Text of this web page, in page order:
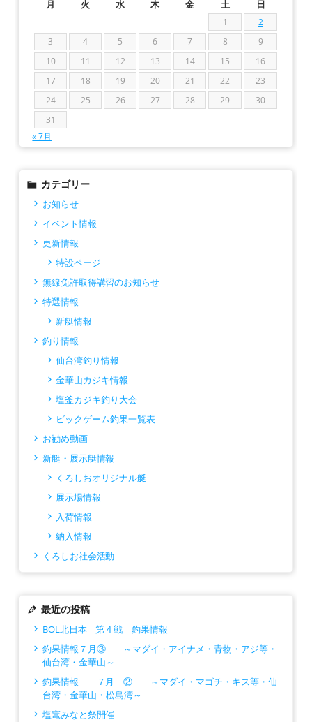
月 火 水 木 金 土 日
1
2
3
4 5 6 7 8
9
10
11 12 13 14 15
16
17
18 19 20 21 22
23
24
25 26 27 28 29
30
31
« 7月
カテゴリー
お知らせ
イベント情報
更新情報
特設ページ
無線免許取得講習のお知らせ
特選情報
新艇情報
釣り情報
仙台湾釣り情報
金華山カジキ情報
塩釜カジキ釣り大会
ビックゲーム釣果一覧表
お勧め動画
新艇・展示艇情報
くろしおオリジナル艇
展示場情報
入荷情報
納入情報
くろしお社会活動
最近の投稿
BOL北日本 第４戦 釣果情報
釣果情報７月③ ～マダイ・アイナメ・青物・アジ等・
仙台湾・金華山～
釣果情報 ７月 ② ～マダイ・マゴチ・キス等・仙
台湾・金華山・松島湾～
塩竃みなと祭開催